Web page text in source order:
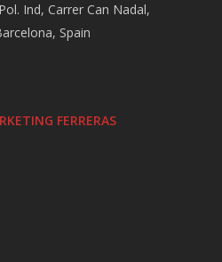
Ind, Carrer Can Nadal,
Spain
FERRERAS